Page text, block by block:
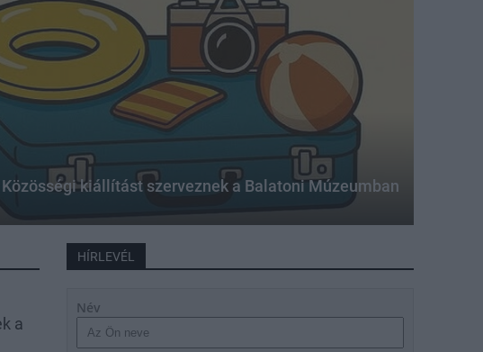
kiállítást szerveznek a Balatoni Múzeumban
a
HÍRLEVÉL
Név